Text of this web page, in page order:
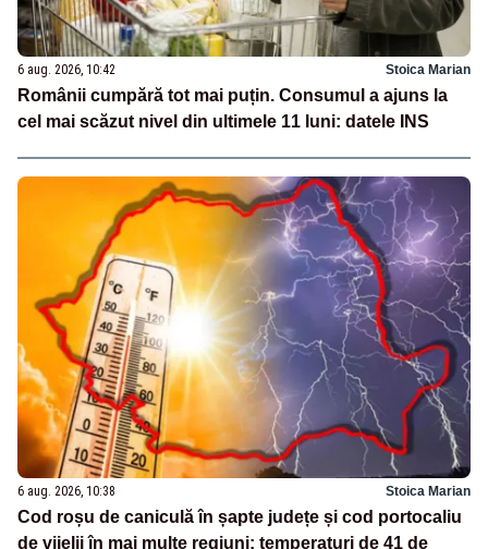
6 aug. 2026, 10:42 Stoica Marian
Românii cumpără tot mai puțin. Consumul a ajuns la
cel mai scăzut nivel din ultimele 11 luni: datele INS
6 aug. 2026, 10:38 Stoica Marian
Cod roșu de caniculă în șapte județe și cod portocaliu
de vijelii în mai multe regiuni: temperaturi de 41 de